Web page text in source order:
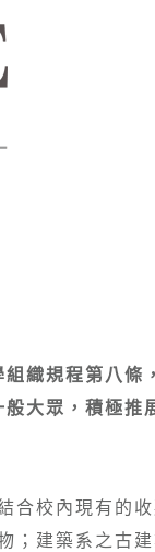
織規程第八條
大眾，積極推
合校內現有的
；建築系之古